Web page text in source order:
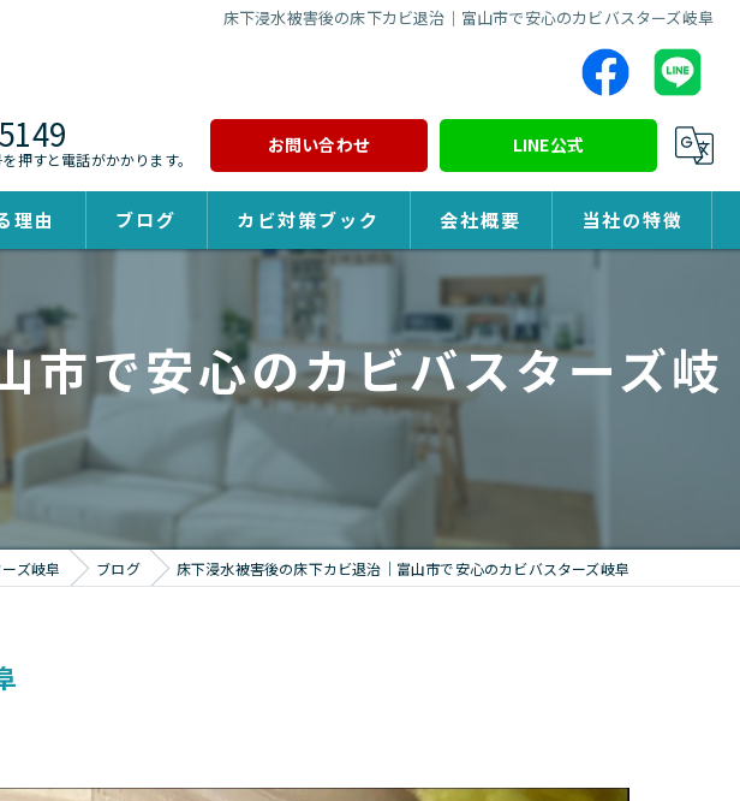
床下浸水被害後の床下カビ退治｜富山市で安心のカビバスターズ岐阜
押すと電話がかかります。
お問い合わせ LINE公式
理由 ブログ カビ対策ブック 会社概要 当社の特徴
除カビ
市で安心のカビバスターズ岐
ズ岐阜 ブログ 床下浸水被害後の床下カビ退治｜富山市で安心のカビバスターズ岐阜